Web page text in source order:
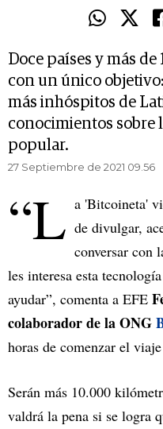
Doce países y más
con un único
más inhóspitos de
conocimientos sobre
popular.
27 Septiembre de 2021 09.56
“L a 'Bitcoineta'
de divulgar,
conversar con
les interesa esta
ayudar”, comenta a EFE
colaborador de la ONG
horas de comenzar el
Serán más 10.000
valdrá la pena si se logra